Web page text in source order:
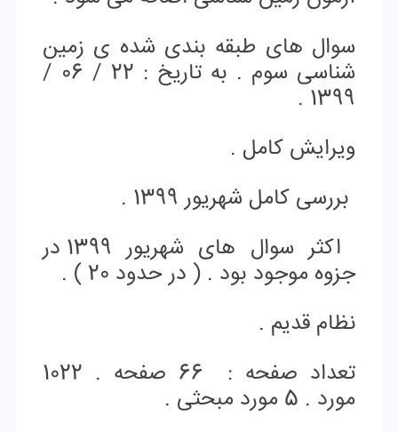
سوال های طبقه بندی شده ی زمین
شناسی سوم . به تاریخ : 22 / 06 /
1399 .
ویرایش کامل .
بررسی کامل شهریور 1399 .
اکثر سوال های شهریور 1399 در
جزوه موجود بود . ( در حدود 20 ) .
نظام قدیم .
ت
عداد صفحه : 66 صفحه . 1022
مورد . 5 مورد مبحثی .